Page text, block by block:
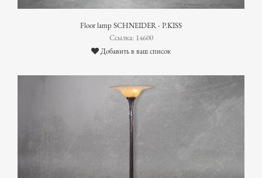
Floor lamp SCHNEIDER - P.KISS
Ссылка: 14600
Добавить в ваш список